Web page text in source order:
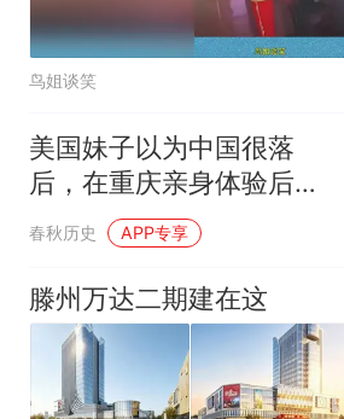
鸟姐谈笑
美国妹子以为中国很落
后，在重庆亲身体验后，
才发现落后的是自己
春秋历史 APP专享
滕州万达二期建在这